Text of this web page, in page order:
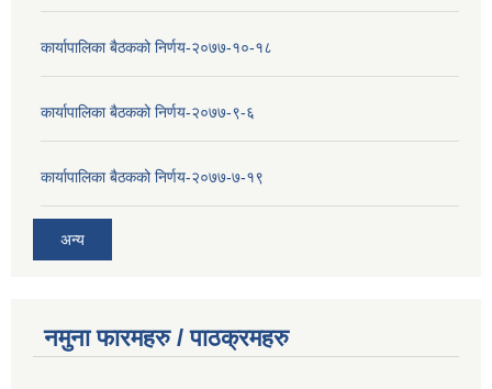
कार्यापालिका बैठकको निर्णय-२०७७-१०-१८
कार्यापालिका बैठकको निर्णय-२०७७-९-६
कार्यापालिका बैठकको निर्णय-२०७७-७-१९
अन्य
नमुना फारमहरु / पाठक्रमहरु